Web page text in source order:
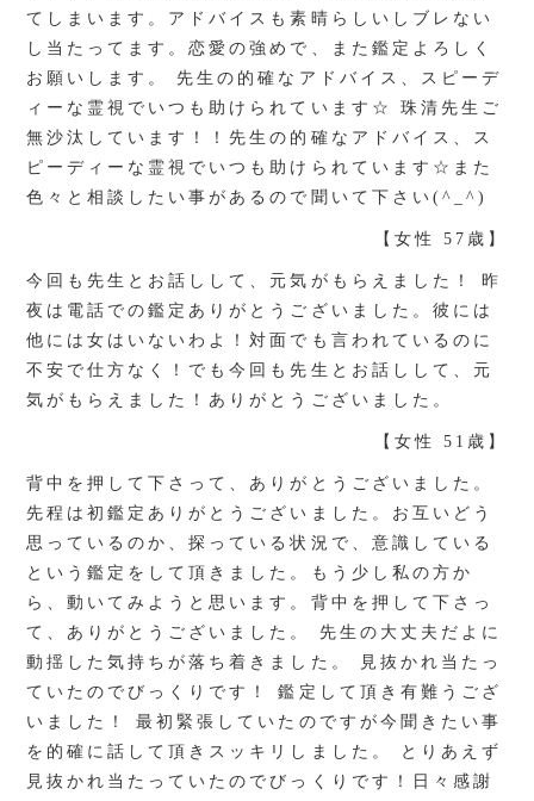
てしまいます。アドバイスも素晴らしいしブレない
し当たってます。恋愛の強めで、また鑑定よろしく
お願いします。 先生の的確なアドバイス、スピーデ
ィーな霊視でいつも助けられています☆ 珠清先生ご
無沙汰しています！！先生の的確なアドバイス、ス
ピーディーな霊視でいつも助けられています☆また
色々と相談したい事があるので聞いて下さい(^_^)
【女性 57歳】
今回も先生とお話しして、元気がもらえました！ 昨
夜は電話での鑑定ありがとうございました。彼には
他には女はいないわよ！対面でも言われているのに
不安で仕方なく！でも今回も先生とお話しして、元
気がもらえました！ありがとうございました。
【女性 51歳】
背中を押して下さって、ありがとうございました。
先程は初鑑定ありがとうございました。お互いどう
思っているのか、探っている状況で、意識している
という鑑定をして頂きました。もう少し私の方か
ら、動いてみようと思います。背中を押して下さっ
て、ありがとうございました。 先生の大丈夫だよに
動揺した気持ちが落ち着きました。 見抜かれ当たっ
ていたのでびっくりです！ 鑑定して頂き有難うござ
いました！ 最初緊張していたのですが今聞きたい事
を的確に話して頂きスッキリしました。 とりあえず
見抜かれ当たっていたのでびっくりです！日々感謝